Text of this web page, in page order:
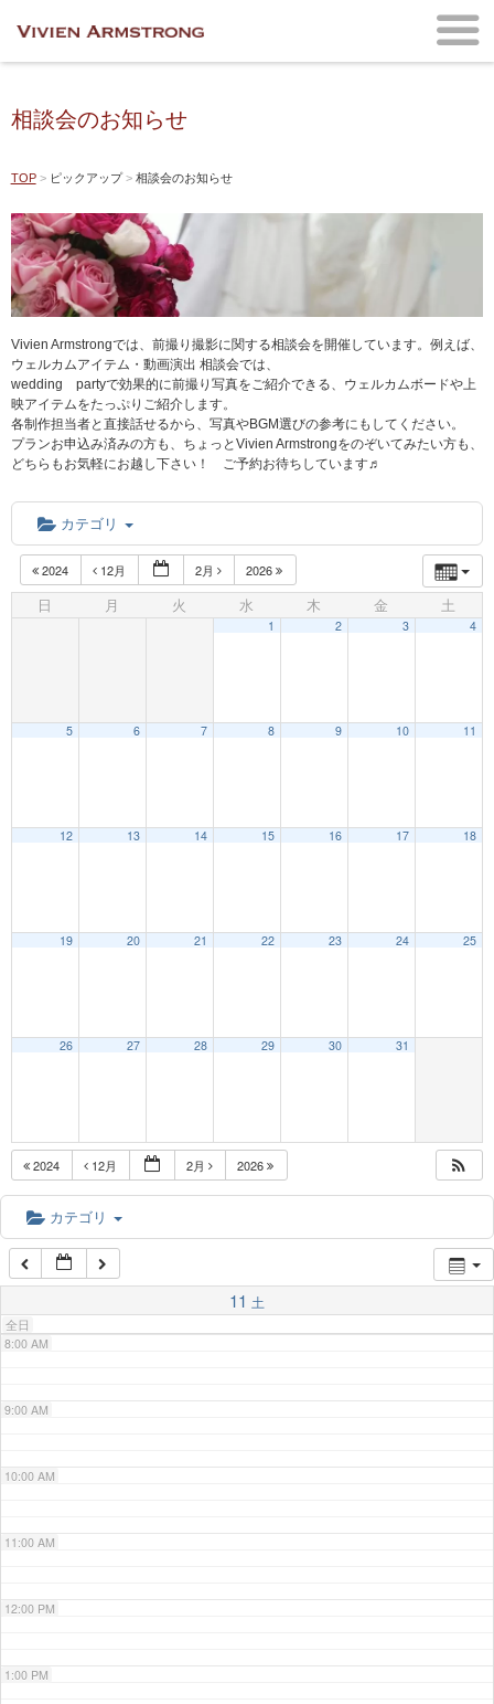
相談会のお知らせ
TOP ピックアップ 相談会のお知らせ
Vivien Armstrongでは、前撮り撮影に関する相談会を開催しています。例えば、
ウェルカムアイテム・動画演出 相談会では、
wedding partyで効果的に前撮り写真をご紹介できる、ウェルカムボードや上
映アイテムをたっぷりご紹介します。
各制作担当者と直接話せるから、写真やBGM選びの参考にもしてください。
プランお申込み済みの方も、ちょっとVivien Armstrongをのぞいてみたい方も、
どちらもお気軽にお越し下さい！ ご予約お待ちしています♬
カテゴリ
2024 12月 2月 2026
日 月 火 水 木 金 土
1 2 3 4
5 6 7 8 9 10 11
12 13 14 15 16 17 18
19 20 21 22 23 24 25
26 27 28 29 30 31
2024 12月 2月 2026
カテゴリ
11 土
全日
5:00 AM
6:00 AM
7:00 AM
8:00 AM
9:00 AM
10:00 AM
11:00 AM
12:00 PM
1:00 PM